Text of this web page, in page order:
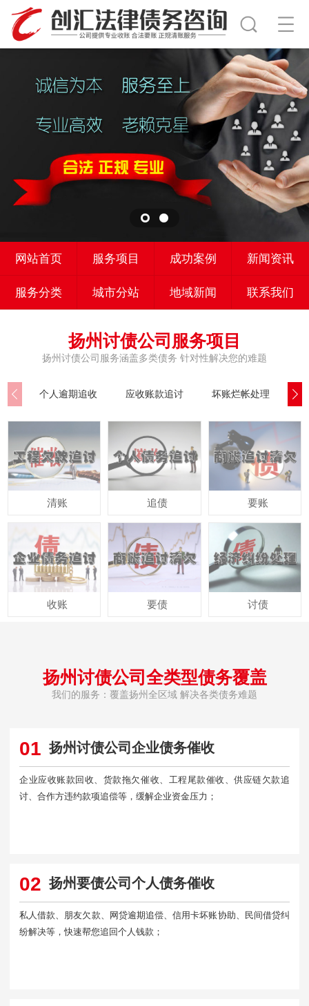
网站首页 服务项目 成功案例 新闻资讯
服务分类 城市分站 地域新闻 联系我们
扬州讨债公司服务项目
扬州讨债公司服务涵盖多类债务 针对性解决您的难题
个人逾期追收 应收账款追讨 坏账烂帐处理
清账
收账
追债
要债
要账
讨债
扬州讨债公司全类型债务覆盖
我们的服务：覆盖扬州全区域 解决各类债务难题
01 扬州讨债公司企业债务催收
企业应收账款回收、货款拖欠催收、工程尾款催收、供应链欠款追
讨、合作方违约款项追偿等，缓解企业资金压力；
02 扬州要债公司个人债务催收
私人借款、朋友欠款、网贷逾期追偿、信用卡坏账协助、民间借贷纠
纷解决等，快速帮您追回个人钱款；